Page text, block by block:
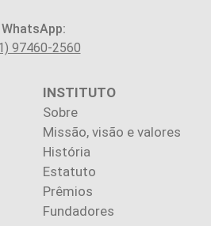
WhatsApp:
97460-2560
INSTITUTO
Sobre
Missão, visão e valores
História
Estatuto
Prêmios
Fundadores